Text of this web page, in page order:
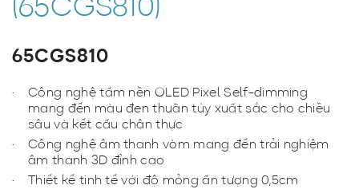
(65CGS810)
65CGS810
Công nghệ tấm nền OLED Pixel Self-dimming
mang đến màu đen thuần túy xuất sắc cho chiều
sâu và kết cấu chân thực
Công nghệ âm thanh vòm mang đến trải nghiệm
âm thanh 3D đỉnh cao
Thiết kế tinh tế với độ mỏng ấn tượng 0,5cm